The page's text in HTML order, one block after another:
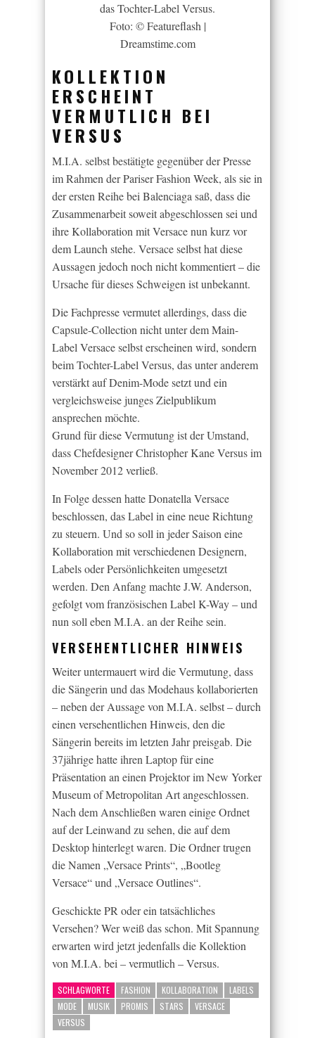
das Tochter-Label Versus.
Foto: © Featureflash |
Dreamstime.com
KOLLEKTION
ERSCHEINT
VERMUTLICH BEI
VERSUS
M.I.A. selbst bestätigte gegenüber der Presse
im Rahmen der Pariser Fashion Week, als sie in
der ersten Reihe bei Balenciaga saß, dass die
Zusammenarbeit soweit abgeschlossen sei und
ihre Kollaboration mit Versace nun kurz vor
dem Launch stehe. Versace selbst hat diese
Aussagen jedoch noch nicht kommentiert – die
Ursache für dieses Schweigen ist unbekannt.
Die Fachpresse vermutet allerdings, dass die
Capsule-Collection nicht unter dem Main-
Label Versace selbst erscheinen wird, sondern
beim Tochter-Label Versus, das unter anderem
verstärkt auf Denim-Mode setzt und ein
vergleichsweise junges Zielpublikum
ansprechen möchte.
Grund für diese Vermutung ist der Umstand,
dass Chefdesigner Christopher Kane Versus im
November 2012 verließ.
In Folge dessen hatte Donatella Versace
beschlossen, das Label in eine neue Richtung
zu steuern. Und so soll in jeder Saison eine
Kollaboration mit verschiedenen Designern,
Labels oder Persönlichkeiten umgesetzt
werden. Den Anfang machte J.W. Anderson,
gefolgt vom französischen Label K-Way – und
nun soll eben M.I.A. an der Reihe sein.
VERSEHENTLICHER HINWEIS
Weiter untermauert wird die Vermutung, dass
die Sängerin und das Modehaus kollaborierten
– neben der Aussage von M.I.A. selbst – durch
einen versehentlichen Hinweis, den die
Sängerin bereits im letzten Jahr preisgab. Die
37jährige hatte ihren Laptop für eine
Präsentation an einen Projektor im New Yorker
Museum of Metropolitan Art angeschlossen.
Nach dem Anschließen waren einige Ordnet
auf der Leinwand zu sehen, die auf dem
Desktop hinterlegt waren. Die Ordner trugen
die Namen „Versace Prints“, „Bootleg
Versace“ und „Versace Outlines“.
Geschickte PR oder ein tatsächliches
Versehen? Wer weiß das schon. Mit Spannung
erwarten wird jetzt jedenfalls die Kollektion
von M.I.A. bei – vermutlich – Versus.
SCHLAGWORTE FASHION KOLLABORATION
LABELS
MODE
MUSIK PROMIS STARS
VERSACE
VERSUS